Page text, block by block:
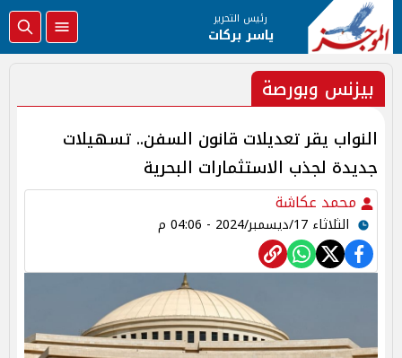
رئيس التحرير
ياسر بركات
بيزنس وبورصة
النواب يقر تعديلات قانون السفن.. تسهيلات
جديدة لجذب الاستثمارات البحرية
محمد عكاشة
الثلاثاء 17/ديسمبر/2024 - 04:06 م